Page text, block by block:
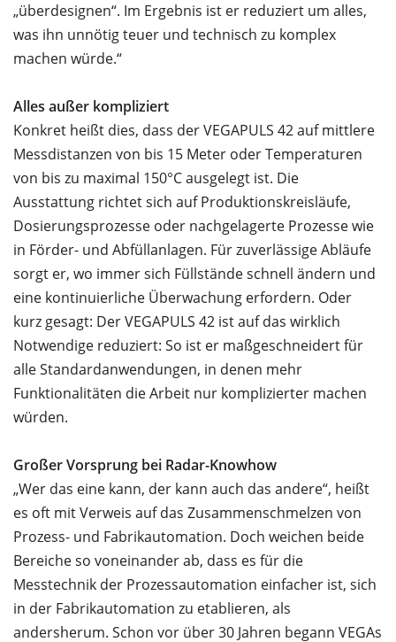
„überdesignen“. Im Ergebnis ist er reduziert um alles,
was ihn unnötig teuer und technisch zu komplex
machen würde.“
Alles außer kompliziert
Konkret heißt dies, dass der VEGAPULS 42 auf mittlere
Messdistanzen von bis 15 Meter oder Temperaturen
von bis zu maximal 150°C ausgelegt ist. Die
Ausstattung richtet sich auf Produktionskreisläufe,
Dosierungsprozesse oder nachgelagerte Prozesse wie
in Förder- und Abfüllanlagen. Für zuverlässige Abläufe
sorgt er, wo immer sich Füllstände schnell ändern und
eine kontinuierliche Überwachung erfordern. Oder
kurz gesagt: Der VEGAPULS 42 ist auf das wirklich
Notwendige reduziert: So ist er maßgeschneidert für
alle Standardanwendungen, in denen mehr
Funktionalitäten die Arbeit nur komplizierter machen
würden.
Großer Vorsprung bei Radar-Knowhow
„Wer das eine kann, der kann auch das andere“, heißt
es oft mit Verweis auf das Zusammenschmelzen von
Prozess- und Fabrikautomation. Doch weichen beide
Bereiche so voneinander ab, dass es für die
Messtechnik der Prozessautomation einfacher ist, sich
in der Fabrikautomation zu etablieren, als
andersherum. Schon vor über 30 Jahren begann VEGAs